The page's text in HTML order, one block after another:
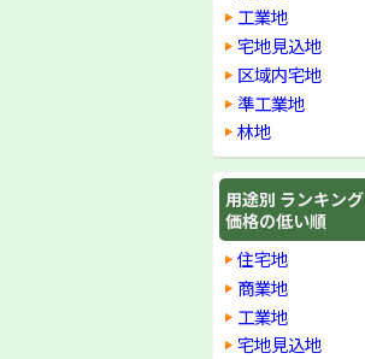
工業地
宅地見込地
区域内宅地
準工業地
林地
用途別 ランキング
価格の低い順
住宅地
商業地
工業地
宅地見込地